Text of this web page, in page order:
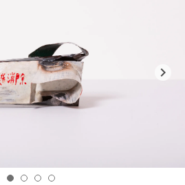
navigate_next